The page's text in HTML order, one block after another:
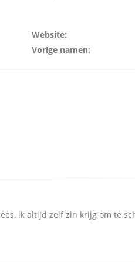
Website:
Vorige namen:
ik altijd zelf zin krijg om te